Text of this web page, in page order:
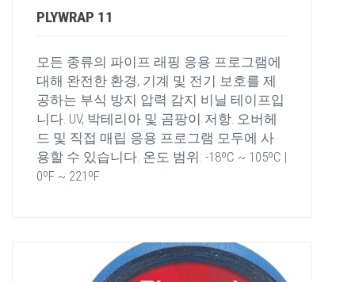
PLYWRAP 11
모든 종류의 파이프 래핑 응용 프로그램에
대해 완전한 환경, 기계 및 전기 보호를 제
공하는 부식 방지 압력 감지 비닐 테이프입
니다. UV, 박테리아 및 곰팡이 저항. 오버헤
드 및 직접 매립 응용 프로그램 모두에 사
용할 수 있습니다. 온도 범위: -18ºC ~ 105ºC |
0ºF ~ 221ºF